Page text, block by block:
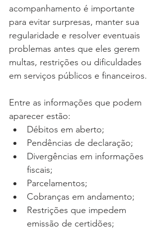
acompanhamento é importante
para evitar surpresas, manter sua
regularidade e resolver eventuais
problemas antes que eles gerem
multas, restrições ou dificuldades
em serviços públicos e financeiros.
Entre as informações que podem
aparecer estão:
Débitos em aberto;
Pendências de declaração;
Divergências em informações
fiscais;
Parcelamentos;
Cobranças em andamento;
Restrições que impedem
emissão de certidões;